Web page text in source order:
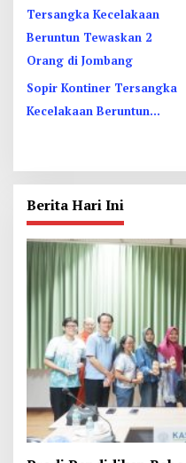
Sopir Kontiner Tersangka
Kecelakaan Beruntun
Berita Hari Ini